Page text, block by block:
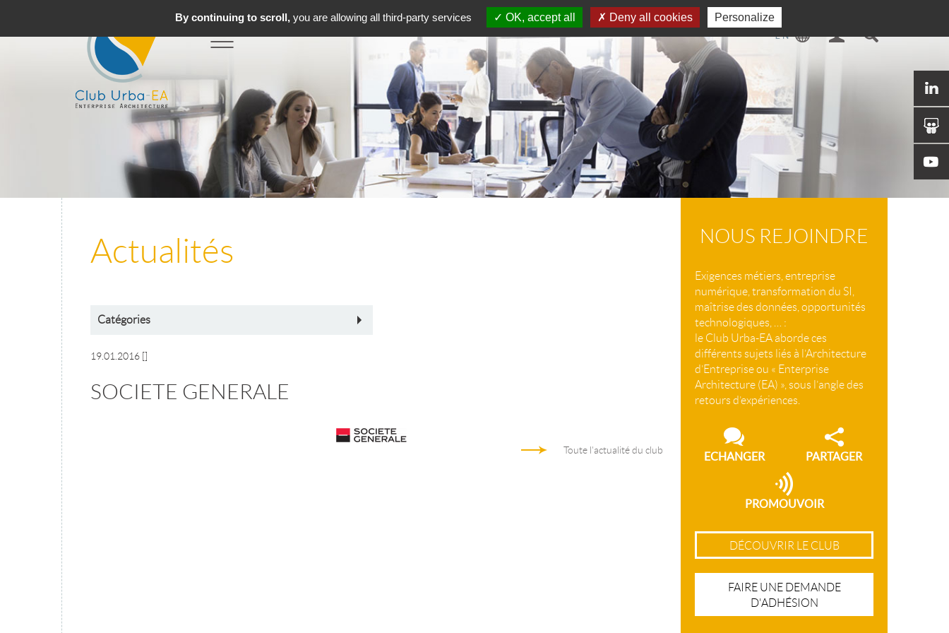
Toggle
navigation
Actualités
Catégories
19.01.2016 []
SOCIETE GENERALE
Toute l'actualité du club
NOUS REJOINDRE
Exigences métiers, entreprise
numérique, transformation du SI,
maîtrise des données, opportunités
technologiques, … :
le Club Urba-EA aborde ces
différents sujets liés à l’Architecture
d’Entreprise ou « Enterprise
Architecture (EA) », sous l’angle des
retours d’expériences.
ECHANGER PARTAGER
PROMOUVOIR
DÉCOUVRIR LE CLUB
FAIRE UNE DEMANDE
D'ADHÉSION
By continuing to scroll,you are allowing all third-party services OK, accept all Deny all cookies Personalize